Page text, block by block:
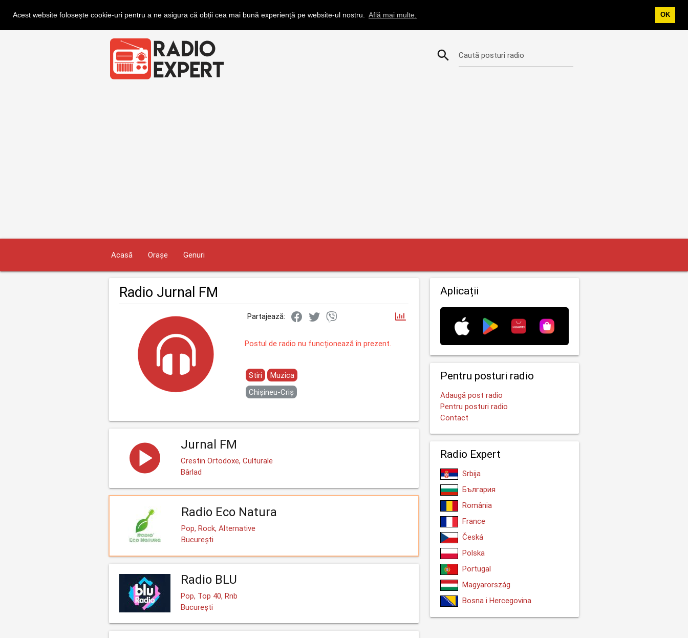
Acest website folosește cookie-uri pentru a ne asigura că obții cea mai bună experiență pe website-ul nostru. Află mai multe. OK
search Caută posturi radio
Acasă Orașe Genuri
Radio Jurnal FM
Partajează:
Postul de radio nu funcționează în prezent.
Stiri
Muzica
Chișineu-Criș
Jurnal FM
Crestin Ortodoxe, Culturale
Bârlad
Radio Eco Natura
Pop, Rock, Alternative
București
Radio BLU
Pop, Top 40, Rnb
București
Aplicații
Pentru posturi radio
Adaugă post radio
Pentru posturi radio
Contact
Radio Expert
Srbija
България
România
France
Česká
Polska
Portugal
Magyarország
Bosna i Hercegovina